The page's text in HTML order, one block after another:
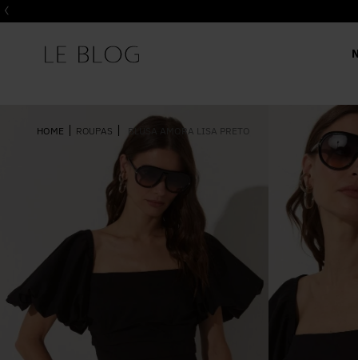
ROUPAS BLUSA AMORA LISA PRETO